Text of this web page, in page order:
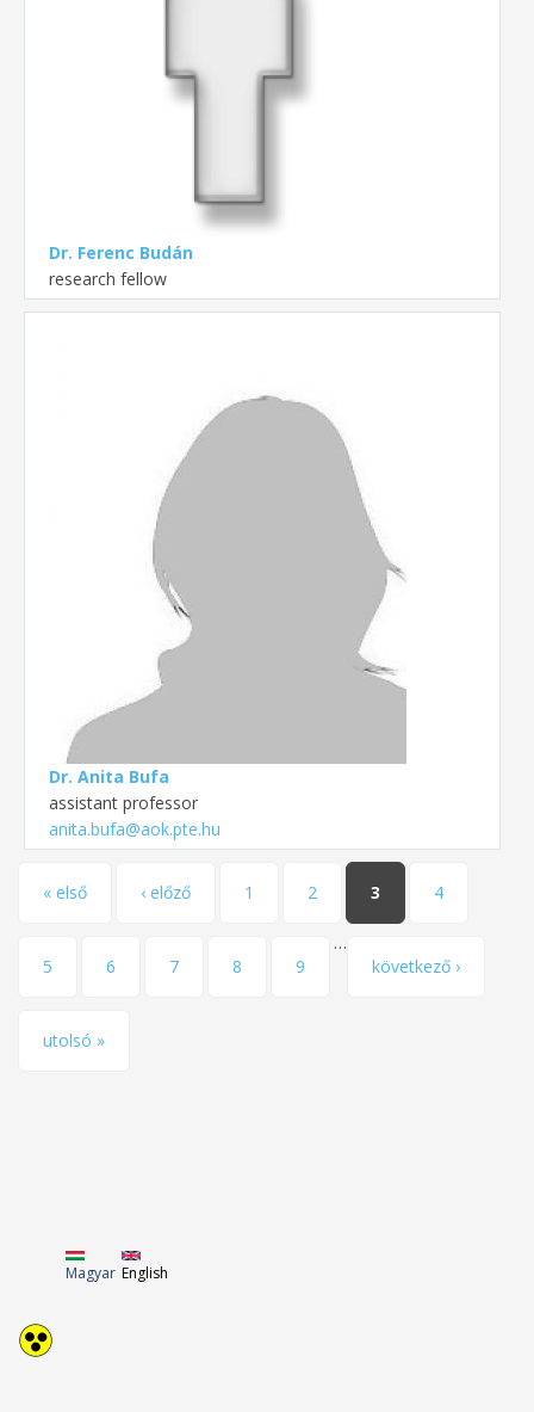
Dr. Ferenc Budán
research fellow
Dr. Anita Bufa
assistant professor
anita.bufa@aok.pte.hu
Pages
« első ‹ előző 1 2 3 4
5 6 7 8 9
…
következő ›
utolsó »
Magyar English